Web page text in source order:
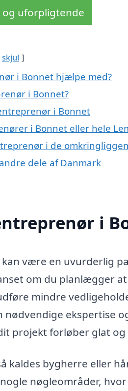
uforpligtende
skjul
i Bonnet hjælpe med?
i Bonnet?
i Bonnet
i Bonnet eller hele
i de
dele af Danmark
i
være en uvurderlig
om du planlægger
mindre
nødvendige ekspertise
projekt forløber glat
kaldes bygherre eller
nøgleområder,